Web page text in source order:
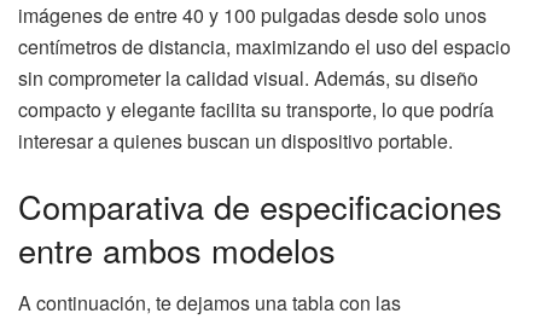
imágenes de entre 40 y 100 pulgadas desde solo unos
centímetros de distancia, maximizando el uso del espacio
sin comprometer la calidad visual. Además, su diseño
compacto y elegante facilita su transporte, lo que podría
interesar a quienes buscan un dispositivo portable.
Comparativa de especificaciones
entre ambos modelos
A continuación, te dejamos una tabla con las